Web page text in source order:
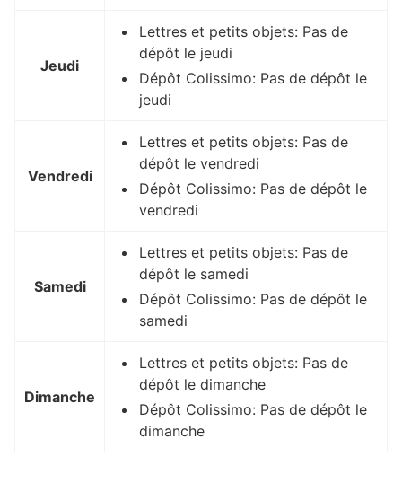
Jeudi
Lettres et petits objets: Pas de
dépôt le jeudi
Dépôt Colissimo: Pas de dépôt le
jeudi
Vendredi
Lettres et petits objets: Pas de
dépôt le vendredi
Dépôt Colissimo: Pas de dépôt le
vendredi
Samedi
Lettres et petits objets: Pas de
dépôt le samedi
Dépôt Colissimo: Pas de dépôt le
samedi
Dimanche
Lettres et petits objets: Pas de
dépôt le dimanche
Dépôt Colissimo: Pas de dépôt le
dimanche